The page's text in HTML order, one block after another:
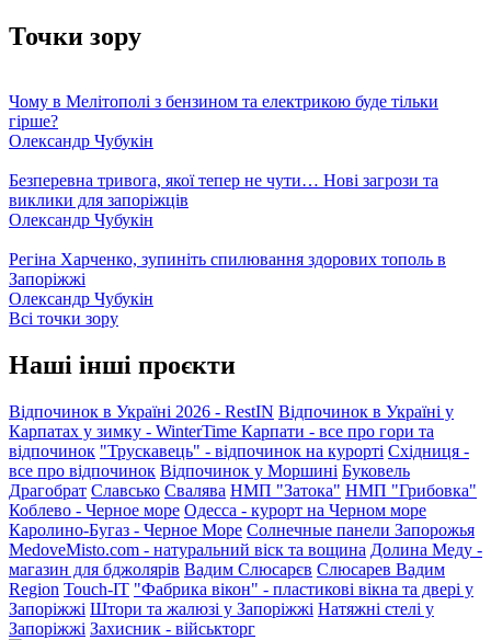
Точки зору
Чому в Мелітополі з бензином та електрикою буде тільки
гірше?
Олександр Чубукін
Безперевна тривога, якої тепер не чути… Нові загрози та
виклики для запоріжців
Олександр Чубукін
Регіна Харченко, зупиніть спилювання здорових тополь в
Запоріжжі
Олександр Чубукін
Всі точки зору
Наші інші проєкти
Відпочинок в Україні 2026 - RestIN Відпочинок в Україні у
Карпатах у зимку - WinterTime Карпати - все про гори та
відпочинок "Трускавець" - відпочинок на курорті Східниця -
все про відпочинок Відпочинок у Моршині Буковель
Драгобрат Славсько Свалява НМП "Затока" НМП "Грибовка"
Коблево - Черное море Одесса - курорт на Черном море
Каролино-Бугаз - Черное Море Солнечные панели Запорожья
MedoveMisto.com - натуральний віск та вощина Долина Меду -
магазин для бджолярів Вадим Слюсарєв Слюсарев Вадим
Region Touch-IT "Фабрика вікон" - пластикові вікна та двері у
Запоріжжі Штори та жалюзі у Запоріжжі Натяжні стелі у
Запоріжжі Захисник - військторг